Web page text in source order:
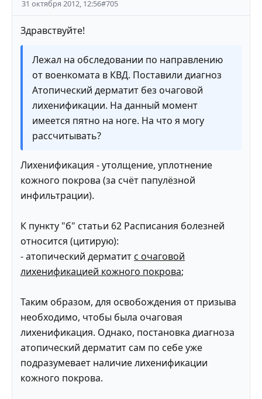
31 октября 2012, 12:56#705
Здравствуйте!
Лежал на обследовании по направлению
от военкомата в КВД. Поставили диагноз
Атопический дерматит без очаговой
лихенификации. На данный момент
имеется пятно на ноге. На что я могу
рассчитывать?
Лихенификация - утолщение, уплотнение
кожного покрова (за счёт папулёзной
инфильтрации).
К пункту "б" статьи 62 Расписания болезней
относится (цитирую):
- атопический дерматитс очаговой
лихенификацией кожного покрова;
Таким образом, для освобождения от призыва
необходимо, чтобы была очаговая
лихенификация. Однако, постановка диагноза
атопический дерматит сам по себе уже
подразумевает наличие лихенификации
кожного покрова.